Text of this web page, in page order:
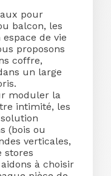
pour
balcon, les
de vie
proposons
coffre,
un large
moduler la
intimité, les
(bois ou
verticales,
stores
à choisir